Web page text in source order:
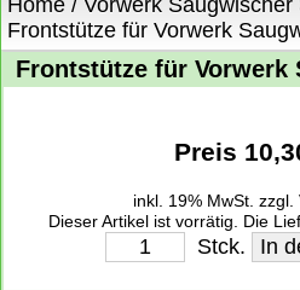
Home / Vorwerk Saugwischer
Frontstütze für Vorwerk
Frontstütze für Vorwerk
Preis
inkl. 19% MwSt. zzgl.
Dieser Artikel ist vorrätig. Die
deutschlandweit. Weitere
unterLieferung,
Stck.